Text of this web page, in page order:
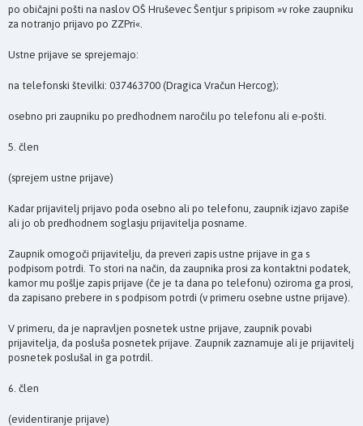
po običajni pošti na naslov OŠ Hruševec Šentjur s pripisom »v roke zaupniku
za notranjo prijavo po ZZPri«.
Ustne prijave se sprejemajo:
na telefonski številki: 037463700 (Dragica Vračun Hercog);
osebno pri zaupniku po predhodnem naročilu po telefonu ali e-pošti.
5. člen
(sprejem ustne prijave)
Kadar prijavitelj prijavo poda osebno ali po telefonu, zaupnik izjavo zapiše
ali jo ob predhodnem soglasju prijavitelja posname.
Zaupnik omogoči prijavitelju, da preveri zapis ustne prijave in ga s
podpisom potrdi. To stori na način, da zaupnika prosi za kontaktni podatek,
kamor mu pošlje zapis prijave (če je ta dana po telefonu) oziroma ga prosi,
da zapisano prebere in s podpisom potrdi (v primeru osebne ustne prijave).
V primeru, da je napravljen posnetek ustne prijave, zaupnik povabi
prijavitelja, da posluša posnetek prijave. Zaupnik zaznamuje ali je prijavitelj
posnetek poslušal in ga potrdil.
6. člen
(evidentiranje prijave)